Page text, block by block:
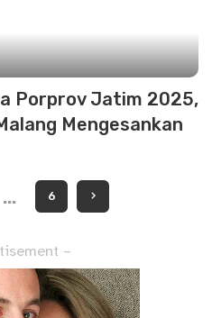
Porprov Jatim 2025,
Mengesankan
… 6
–